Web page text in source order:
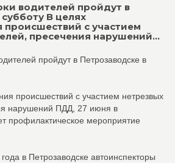
водителей пройдут в
В целях
с участием
пресечения нарушений...
пройдут в Петрозаводске в
происшествий с участием нетрезвых
нарушений ПДД, 27 июня в
профилактическое мероприятие
в Петрозаводске автоинспекторы